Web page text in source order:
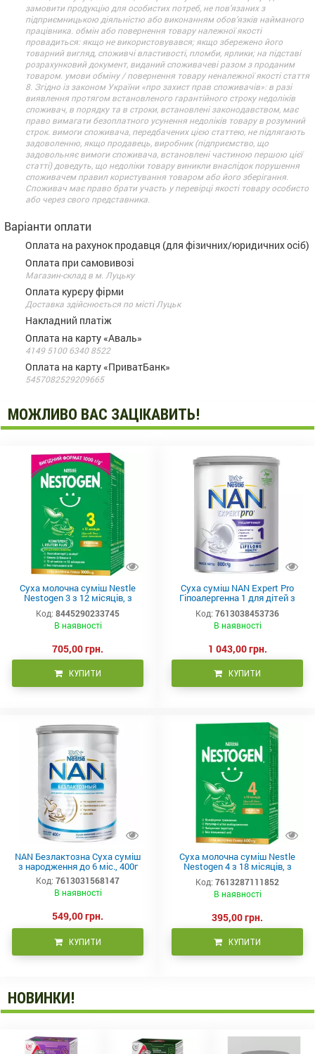
замовити продукцію для особистих потреб, не пов’язаних з
підприємницькою діяльністю або виконанням обов’язків найманого
працівника. обмін або повернення товару належної якості
провадиться: якщо не використовувався; якщо збережено його
товарний вигляд, споживчі властивості, пломби, ярлики; на підставі
розрахунковий документ, виданий споживачеві разом з проданим
товаром. умови обміну / повернення товару неналежної якості стаття
8. Згідно із законом України «про захист прав споживачів»: в разі
виявлення протягом встановленого гарантійного строку недоліків
споживач, в порядку та в строки, встановлені законодавством, має
право вимагати безоплатного усунення недоліків товару в розумний
строк. вимоги споживача, передбачених цією статтею, не підлягають
задоволенню, якщо продавець, виробник (підприємство, що
задовольняє вимоги споживача, встановлені частиною першою цієї
статті) доведуть, що недоліки товару виникли внаслідок порушення
споживачем правил користування товаром або його зберігання.
Споживач має право брати участь у перевірці якості товару особисто
або через свого представника.
Варіанти оплати
Оплата на рахунок продавця (для фізичних/юридичних осіб)
Оплата при самовивозі
Магазин-склад в м. Луцьку
Оплата курєру фірми
Доставка здійснюється по місті Луцьк
Накладний платіж
Оплата на карту «Аваль»
4149 5100 6340 8522
Оплата на карту «ПриватБанк»
5457082529209665
МОЖЛИВО ВАС ЗАЦІКАВИТЬ!
Суха молочна суміш Nestle
Nestogen 3 з 12 місяців, з
лактобактеріями L.Reuteri,
1000г
Код: 8445290233745
В наявності
705,00 грн.
КУПИТИ
Суха суміш NAN Expert Pro
Гіпоалергенна 1 для дітей з
народження, 800 г
Код: 7613038453736
В наявності
1 043,00 грн.
КУПИТИ
NAN Безлактозна Суха суміш
з народження до 6 міс., 400г
Код: 7613031568147
В наявності
549,00 грн.
КУПИТИ
Суха молочна суміш Nestle
Nestogen 4 з 18 місяців, з
лактобактеріями 600 г (2х300г)
Код: 7613287111852
В наявності
395,00 грн.
КУПИТИ
НОВИНКИ!